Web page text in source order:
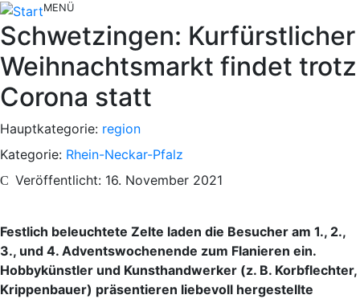
MENÜ
Schwetzingen: Kurfürstlicher
Weihnachtsmarkt findet trotz
Corona statt
Hauptkategorie: region
Kategorie: Rhein-Neckar-Pfalz
Veröffentlicht: 16. November 2021
Festlich beleuchtete Zelte laden die Besucher am 1., 2.,
3., und 4. Adventswochenende zum Flanieren ein.
Hobbykünstler und Kunsthandwerker (z. B. Korbflechter,
Krippenbauer) präsentieren liebevoll hergestellte